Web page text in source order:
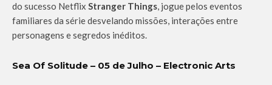
do sucesso Netflix Stranger Things, jogue pelos eventos
familiares da série desvelando missões, interações entre
personagens e segredos inéditos.
Sea Of Solitude – 05 de Julho – Electronic Arts‬